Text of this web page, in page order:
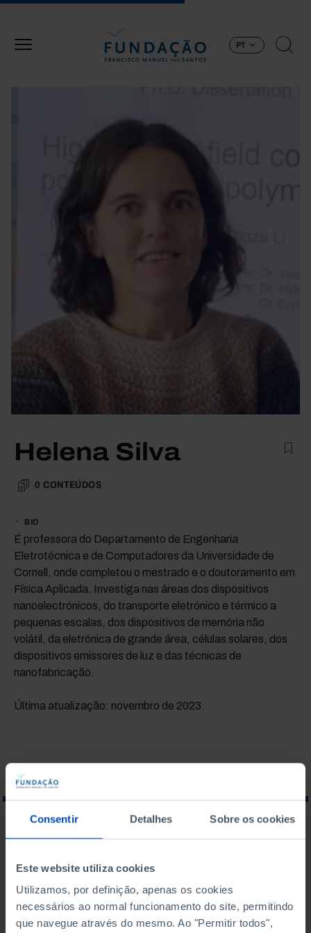
Consentir Detalhes Sobre os cookies
Este website utiliza cookies
Utilizamos, por definição, apenas os cookies
necessários ao normal funcionamento do site, permitindo
que navegue através do mesmo. Ao "Permitir todos",
PT
Helena Silva
0 CONTEÚDOS
BIO
É professora do Departamento de Engenharia
Eletrotécnica e de Computadores da Universidade de
Cornell, onde completou o mestrado e o doutoramento em
Física Aplicada. Investiga nas áreas dos dispositivos
nanoelectrónicos, do transporte eletrónico e térmico a
pequenas escalas, dos dispositivos de memória não
volátil, da eletrónica de grande área, células solares, dos
dispositivos emissores de luz e das técnicas de
nanofabricação.
Última atualização: novembro de 2023
Para pesquisar uma expressão coloque-a entre aspas